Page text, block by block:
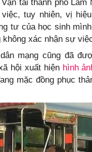
tải thành phố Lâm
tuy nhiên, vị
tư của học sinh
xác nhận sự
mạng cũng đã
hội xuất hiện hình
mặc đồng phục